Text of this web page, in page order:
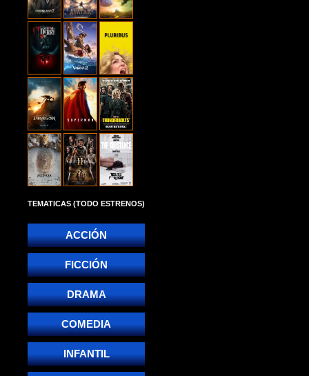
TEMATICAS (TODO ESTRENOS)
ACCIÓN
FICCIÓN
DRAMA
COMEDIA
INFANTIL